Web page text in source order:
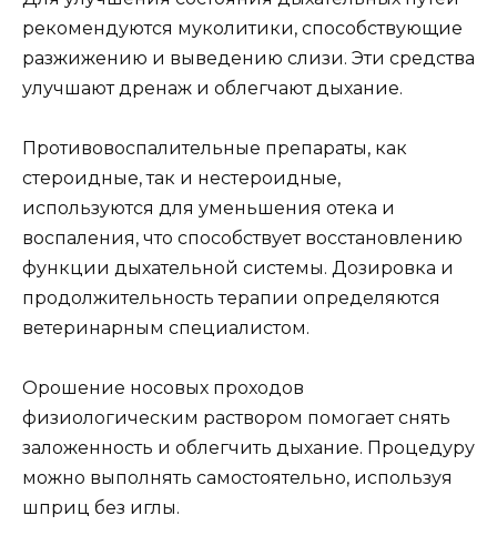
рекомендуются муколитики, способствующие
разжижению и выведению слизи. Эти средства
улучшают дренаж и облегчают дыхание.
Противовоспалительные препараты, как
стероидные, так и нестероидные,
используются для уменьшения отека и
воспаления, что способствует восстановлению
функции дыхательной системы. Дозировка и
продолжительность терапии определяются
ветеринарным специалистом.
Орошение носовых проходов
физиологическим раствором помогает снять
заложенность и облегчить дыхание. Процедуру
можно выполнять самостоятельно, используя
шприц без иглы.